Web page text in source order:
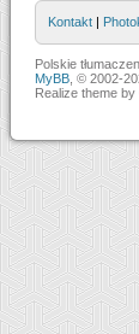
Kontakt |
Polskie
MyBB , © 2002-
Realize theme by